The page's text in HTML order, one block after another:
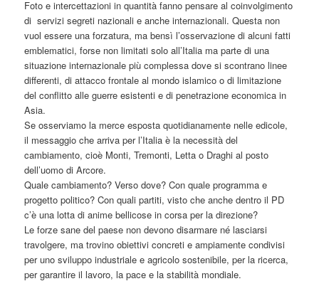
Foto e intercettazioni in quantità fanno pensare al coinvolgimento
di servizi segreti nazionali e anche internazionali. Questa non
vuol essere una forzatura, ma bensì l’osservazione di alcuni fatti
emblematici, forse non limitati solo all’Italia ma parte di una
situazione internazionale più complessa dove si scontrano linee
differenti, di attacco frontale al mondo islamico o di limitazione
del conflitto alle guerre esistenti e di penetrazione economica in
Asia.
Se osserviamo la merce esposta quotidianamente nelle edicole,
il messaggio che arriva per l’Italia è la necessità del
cambiamento, cioè Monti, Tremonti, Letta o Draghi al posto
dell’uomo di Arcore.
Quale cambiamento? Verso dove? Con quale programma e
progetto politico? Con quali partiti, visto che anche dentro il PD
c’è una lotta di anime bellicose in corsa per la direzione?
Le forze sane del paese non devono disarmare né lasciarsi
travolgere, ma trovino obiettivi concreti e ampiamente condivisi
per uno sviluppo industriale e agricolo sostenibile, per la ricerca,
per garantire il lavoro, la pace e la stabilità mondiale.